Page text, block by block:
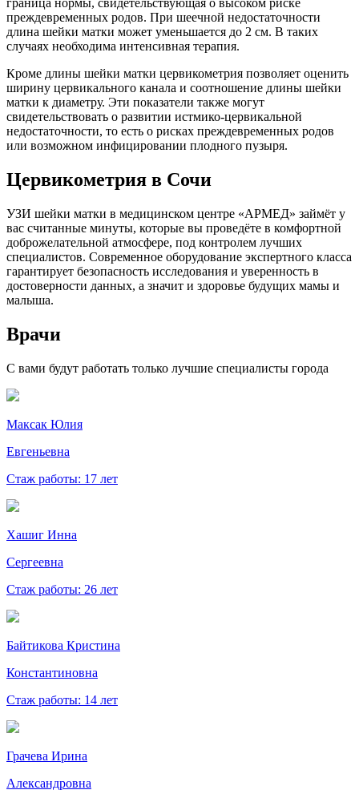
граница нормы, свидетельствующая о высоком риске
преждевременных родов. При шеечной недостаточности
длина шейки матки может уменьшается до 2 см. В таких
случаях необходима интенсивная терапия.
Кроме длины шейки матки цервикометрия позволяет оценить
ширину цервикального канала и соотношение длины шейки
матки к диаметру. Эти показатели также могут
свидетельствовать о развитии истмико-цервикальной
недостаточности, то есть о рисках преждевременных родов
или возможном инфицировании плодного пузыря.
Цервикометрия в Сочи
УЗИ шейки матки в медицинском центре «АРМЕД» займёт у
вас считанные минуты, которые вы проведёте в комфортной
доброжелательной атмосфере, под контролем лучших
специалистов. Современное оборудование экспертного класса
гарантирует безопасность исследования и уверенность в
достоверности данных, а значит и здоровье будущих мамы и
малыша.
Врачи
С вами будут работать только лучшие специалисты города
Максак Юлия
Евгеньевна
Стаж работы: 17 лет
Хашиг Инна
Сергеевна
Стаж работы: 26 лет
Байтикова Кристина
Константиновна
Стаж работы: 14 лет
Грачева Ирина
Александровна